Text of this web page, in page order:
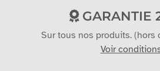
GARANTIE
Sur tous nos produits. (hors
Voir